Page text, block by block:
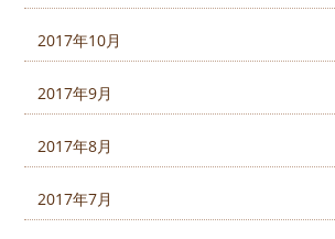
2017年10月
2017年9月
2017年8月
2017年7月